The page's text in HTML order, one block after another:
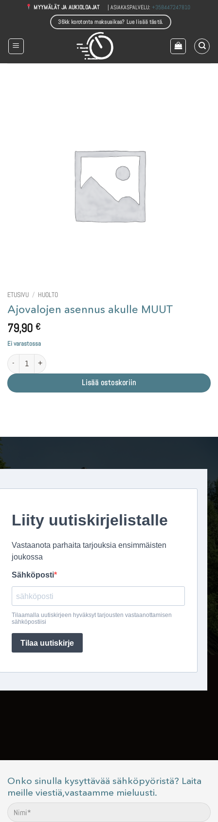
MYYMÄLÄT JA AUKIOLOAJAT | ASIAKASPALVELU:+358447247810
36kk korotonta maksuaikaa? Lue lisää tästä.
ETUSIVU / HUOLTO
Ajovalojen asennus akulle MUUT
79,90 €
Ei varastossa
Ajovalojen asennus akulle MUUT määrä
Lisää ostoskoriin
Onko sinulla kysyttävää sähköpyöristä? Laita
meille viestiä,vastaamme mieluusti.